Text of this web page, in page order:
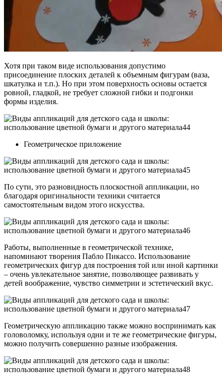
Хотя при таком виде использования допустимо
присоединение плоских деталей к объемным фигурам (ваза,
шкатулка и т.п.). Но при этом поверхность основы остается
ровной, гладкой, не требует сложной гибки и подгонки
формы изделия.
Геометрическое приложение
По сути, это разновидность плоскостной аппликации, но
благодаря оригинальности техники считается
самостоятельным видом этого искусства.
Работы, выполненные в геометрической технике,
напоминают творения Пабло Пикассо. Использование
геометрических фигур для построения той или иной картинки
– очень увлекательное занятие, позволяющее развивать у
детей воображение, чувство симметрии и эстетический вкус.
Геометрическую аппликацию также можно воспринимать как
головоломку, используя одни и те же геометрические фигуры,
можно получить совершенно разные изображения.